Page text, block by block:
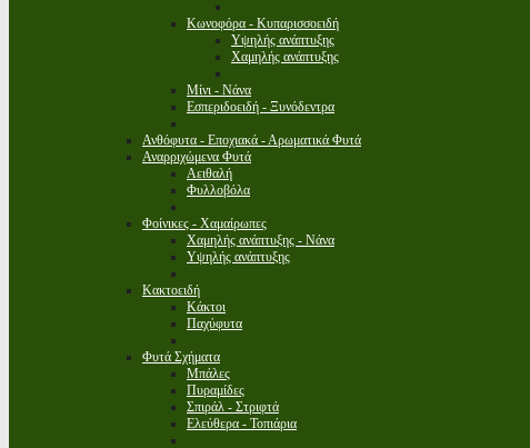
Κωνοφόρα - Κυπαρισσοειδή
Υψηλής ανάπτυξης
Χαμηλής ανάπτυξης
Μίνι - Νάνα
Εσπεριδοειδή - Ξυνόδεντρα
Ανθόφυτα - Εποχιακά - Αρωματικά Φυτά
Αναρριχώμενα Φυτά
Αειθαλή
Φυλλοβόλα
Φοίνικες - Χαμαίρωπες
Χαμηλής ανάπτυξης - Νάνα
Υψηλής ανάπτυξης
Κακτοειδή
Κάκτοι
Παχύφυτα
Φυτά Σχήματα
Μπάλες
Πυραμίδες
Σπιράλ - Στριφτά
Ελεύθερα - Τοπιάρια